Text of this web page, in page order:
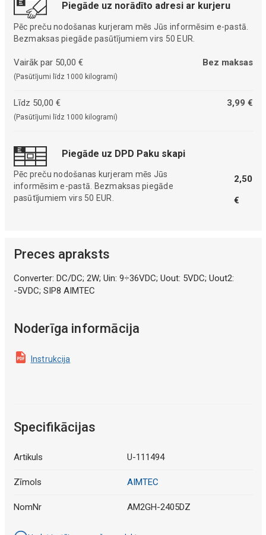
Piegāde uz norādīto adresi ar kurjeru
Pēc preču nodošanas kurjeram mēs Jūs informēsim e-pastā.
Bezmaksas piegāde pasūtījumiem virs 50 EUR.
Vairāk par 50,00 €
(Pasūtījumi līdz 1000 kilogrami)
Bez maksas
Līdz 50,00 €
(Pasūtījumi līdz 1000 kilogrami)
3,99 €
Piegāde uz DPD Paku skapi
Pēc preču nodošanas kurjeram mēs Jūs
informēsim e-pastā. Bezmaksas piegāde
pasūtījumiem virs 50 EUR.
2,50
€
Preces apraksts
Converter: DC/DC; 2W; Uin: 9÷36VDC; Uout: 5VDC; Uout2:
-5VDC; SIP8 AIMTEC
Noderīga informācija
Instrukcija
Specifikācijas
Artikuls U-111494
Zīmols AIMTEC
NomNr AM2GH-2405DZ